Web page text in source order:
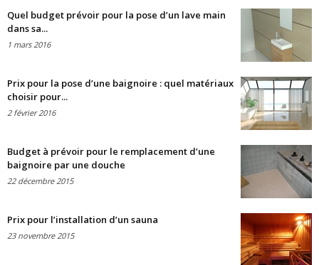
Quel budget prévoir pour la pose d’un lave main
dans sa...
1 mars 2016
Prix pour la pose d’une baignoire : quel matériaux
choisir pour...
2 février 2016
Budget à prévoir pour le remplacement d’une
baignoire par une douche
22 décembre 2015
Prix pour l’installation d’un sauna
23 novembre 2015